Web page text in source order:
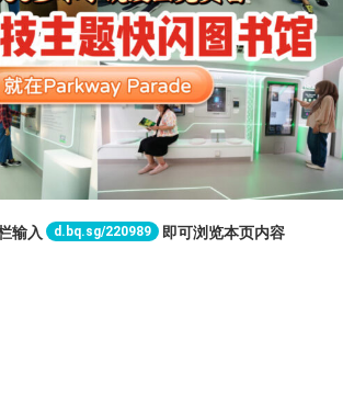
输入 d.bq.sg/220989 即可浏览本页内容